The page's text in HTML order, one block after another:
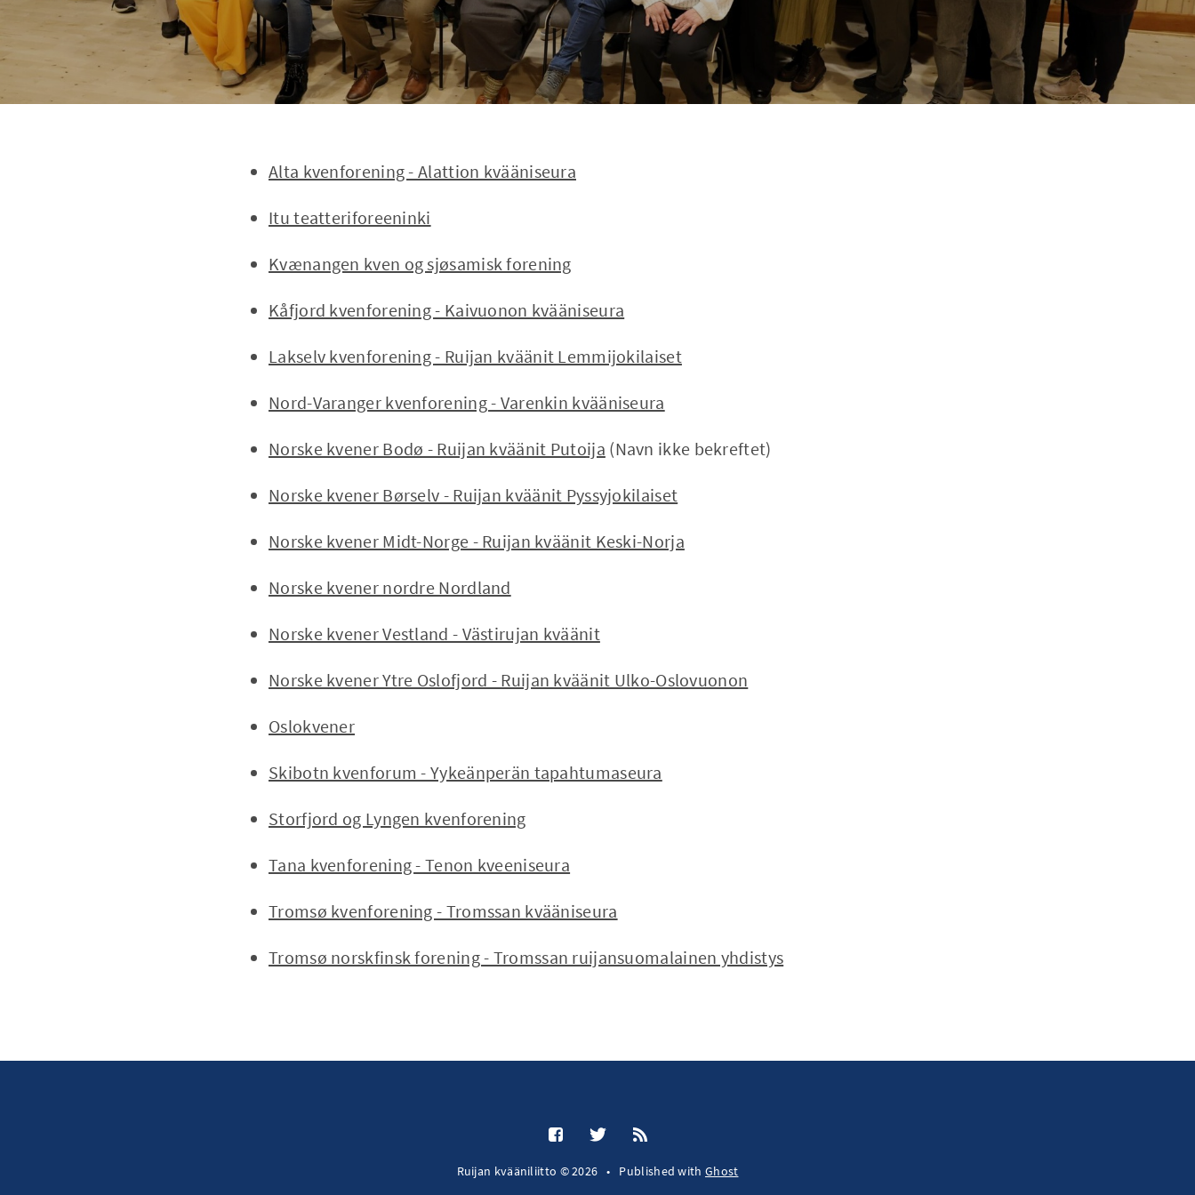
Alta kvenforening - Alattion kvääniseura
Itu teatteriforeeninki
Kvænangen kven og sjøsamisk forening
Kåfjord kvenforening - Kaivuonon kvääniseura
Lakselv kvenforening - Ruijan kväänit Lemmijokilaiset
Nord-Varanger kvenforening - Varenkin kvääniseura
Norske kvener Bodø - Ruijan kväänit Putoija (Navn ikke bekreftet)
Norske kvener Børselv - Ruijan kväänit Pyssyjokilaiset
Norske kvener Midt-Norge - Ruijan kväänit Keski-Norja
Norske kvener nordre Nordland
Norske kvener Vestland - Västirujan kväänit
Norske kvener Ytre Oslofjord - Ruijan kväänit Ulko-Oslovuonon
Oslokvener
Skibotn kvenforum - Yykeänperän tapahtumaseura
Storfjord og Lyngen kvenforening
Tana kvenforening - Tenon kveeniseura
Tromsø kvenforening - Tromssan kvääniseura
Tromsø norskfinsk forening - Tromssan ruijansuomalainen yhdistys
Ruijan kvääniliitto © 2026 • Published with Ghost